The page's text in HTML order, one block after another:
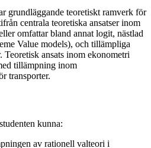
grundläggande teoretiskt ramverk för
centrala teoretiska ansatser inom
omfattar bland annat logit, nästlad
Value models), och tillämpliga
Teoretisk ansats inom ekonometri
tillämpning inom
transporter.
kunna:
av rationell valteori i